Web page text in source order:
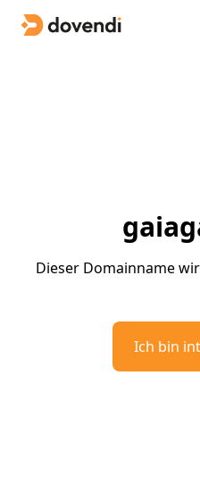
Dieser Domainname
Ich bin